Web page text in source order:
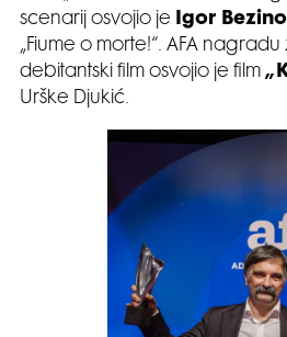
scenarij osvojio je Igor
„Fiume o morte!“. AFA
debitantski film osvojio je film
Urške Djukić.